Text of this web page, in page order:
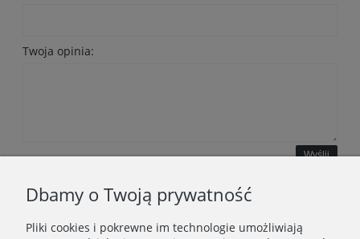
Twoja opinia:
Wyślij
WAŻNE INFORMACJE
Dbamy o Twoją prywatność
Pliki cookies i pokrewne im technologie umożliwiają